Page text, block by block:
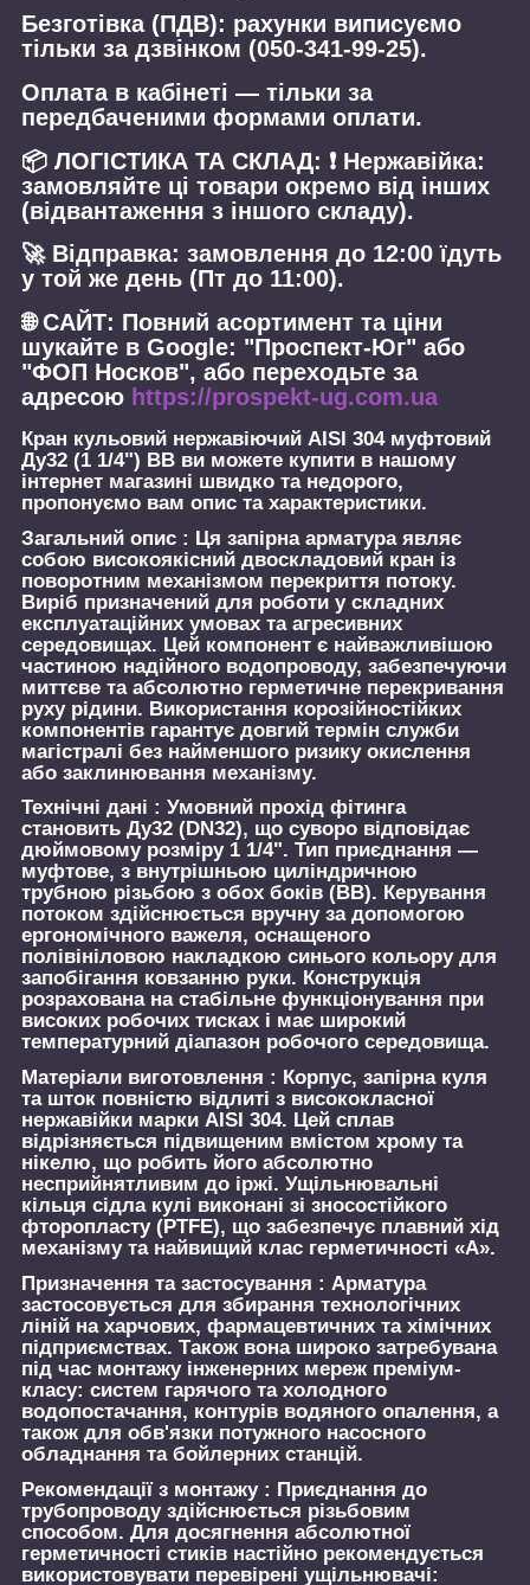
Безготівка (ПДВ): рахунки виписуємо
тільки за дзвінком (050-341-99-25).
Оплата в кабінеті — тільки за
передбаченими формами оплати.
📦 ЛОГІСТИКА ТА СКЛАД: ❗ Нержавійка:
замовляйте ці товари окремо від інших
(відвантаження з іншого складу).
🚀 Відправка: замовлення до 12:00 їдуть
у той же день (Пт до 11:00).
🌐 САЙТ: Повний асортимент та ціни
шукайте в Google: "Проспект-Юг" або
"ФОП Носков", або переходьте за
адресою https://prospekt-ug.com.ua
Кран кульовий нержавіючий AISI 304 муфтовий
Ду32 (1 1/4") ВВ ви можете купити в нашому
інтернет магазині швидко та недорого,
пропонуємо вам опис та характеристики.
Загальний опис : Ця запірна арматура являє
собою високоякісний двоскладовий кран із
поворотним механізмом перекриття потоку.
Виріб призначений для роботи у складних
експлуатаційних умовах та агресивних
середовищах. Цей компонент є найважливішою
частиною надійного водопроводу, забезпечуючи
миттєве та абсолютно герметичне перекривання
руху рідини. Використання корозійностійких
компонентів гарантує довгий термін служби
магістралі без найменшого ризику окислення
або заклинювання механізму.
Технічні дані : Умовний прохід фітинга
становить Ду32 (DN32), що суворо відповідає
дюймовому розміру 1 1/4". Тип приєднання —
муфтове, з внутрішньою циліндричною
трубною різьбою з обох боків (ВВ). Керування
потоком здійснюється вручну за допомогою
ергономічного важеля, оснащеного
полівініловою накладкою синього кольору для
запобігання ковзанню руки. Конструкція
розрахована на стабільне функціонування при
високих робочих тисках і має широкий
температурний діапазон робочого середовища.
Матеріали виготовлення : Корпус, запірна куля
та шток повністю відлиті з висококласної
нержавійки марки AISI 304. Цей сплав
відрізняється підвищеним вмістом хрому та
нікелю, що робить його абсолютно
несприйнятливим до іржі. Ущільнювальні
кільця сідла кулі виконані зі зносостійкого
фторопласту (PTFE), що забезпечує плавний хід
механізму та найвищий клас герметичності «А».
Призначення та застосування : Арматура
застосовується для збирання технологічних
ліній на харчових, фармацевтичних та хімічних
підприємствах. Також вона широко затребувана
під час монтажу інженерних мереж преміум-
класу: систем гарячого та холодного
водопостачання, контурів водяного опалення, а
також для обв'язки потужного насосного
обладнання та бойлерних станцій.
Рекомендації з монтажу : Приєднання до
трубопроводу здійснюється різьбовим
способом. Для досягнення абсолютної
герметичності стиків настійно рекомендується
використовувати перевірені ущільнювачі: